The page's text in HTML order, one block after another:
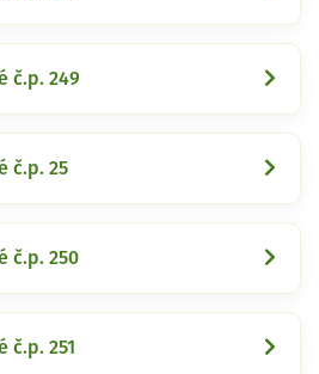
č.p. 249
č.p. 25
č.p. 250
č.p. 251